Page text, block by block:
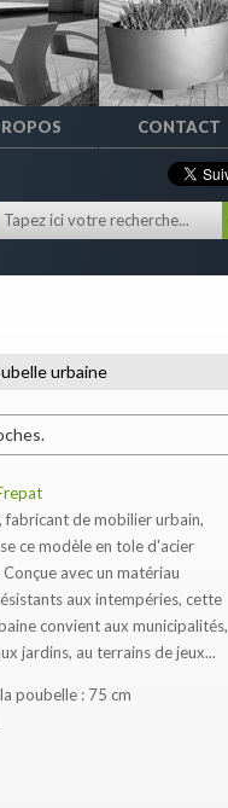
CONTACT
urbaine
fabricant de mobilier urbain,
ce modèle en tole d'acier
avec un matériau
aux intempéries, cette
convient aux municipalités,
jardins, au terrains de jeux...
poubelle : 75 cm